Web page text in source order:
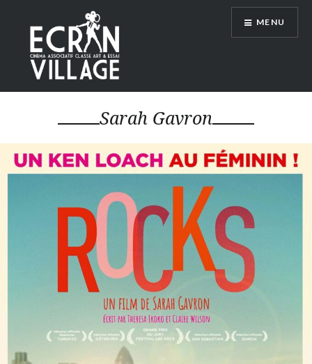
contenu
principal
ÉCRAN VILLAGE
MENU
Sarah Gavron